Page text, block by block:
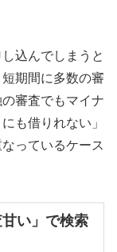
込んでしまうと
期間に多数の審
審査でもマイナ
も借りれない」
っているケース
甘い」で検索